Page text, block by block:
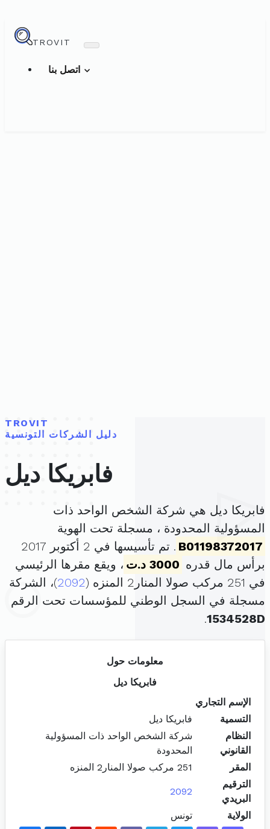
TROVIT
TROVIT
دليل الشركات التونسية
فابريكا ديل
فابريكا ديل هي شركة الشخص الواحد ذات
المسؤولية المحدودة ، مسجلة تحت الهوية
B01198372017
. تم تأسيسها في 2 أكتوبر 2017
برأس مال قدره 3000 د.ت
، ويقع مقرها الرئيسي
في 251 مركب صولا المنار2 المنزه (
2092)، الشركة
مسجلة في السجل الوطني للمؤسسات تحت الرقم
1534528D
.
معلومات حول
فابريكا ديل
الإسم التجاري
التسمية
فابريكا ديل
النظام
القانوني
شركة الشخص الواحد ذات المسؤولية
المحدودة
المقر
251 مركب صولا المنار2 المنزه
الترقيم
البريدي
2092
الولاية تونس